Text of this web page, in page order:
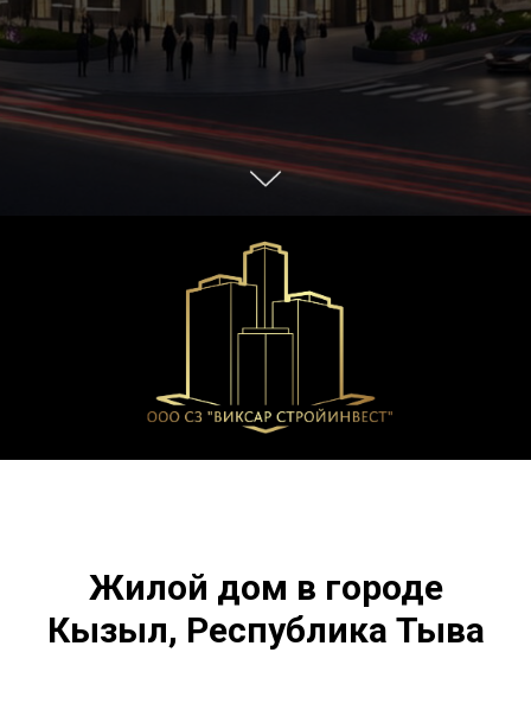
Жилой дом в городе
Кызыл, Республика Тыва